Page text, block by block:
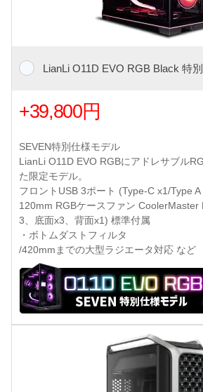
LianLi O11D EVO RGB Black 特
+39,800円
SEVEN特別仕様モデル
LianLi O11D EVO RGBにアドレサブル
た限定モデル。
フロントUSB 3ポート (Type-C x1/Type A
120mm RGBケースファン CoolerMaster
3、底面x3、背面x1) 標準付属
・ボトムダストフィルタ
/420mmまでの大型ラジエータ対応 など